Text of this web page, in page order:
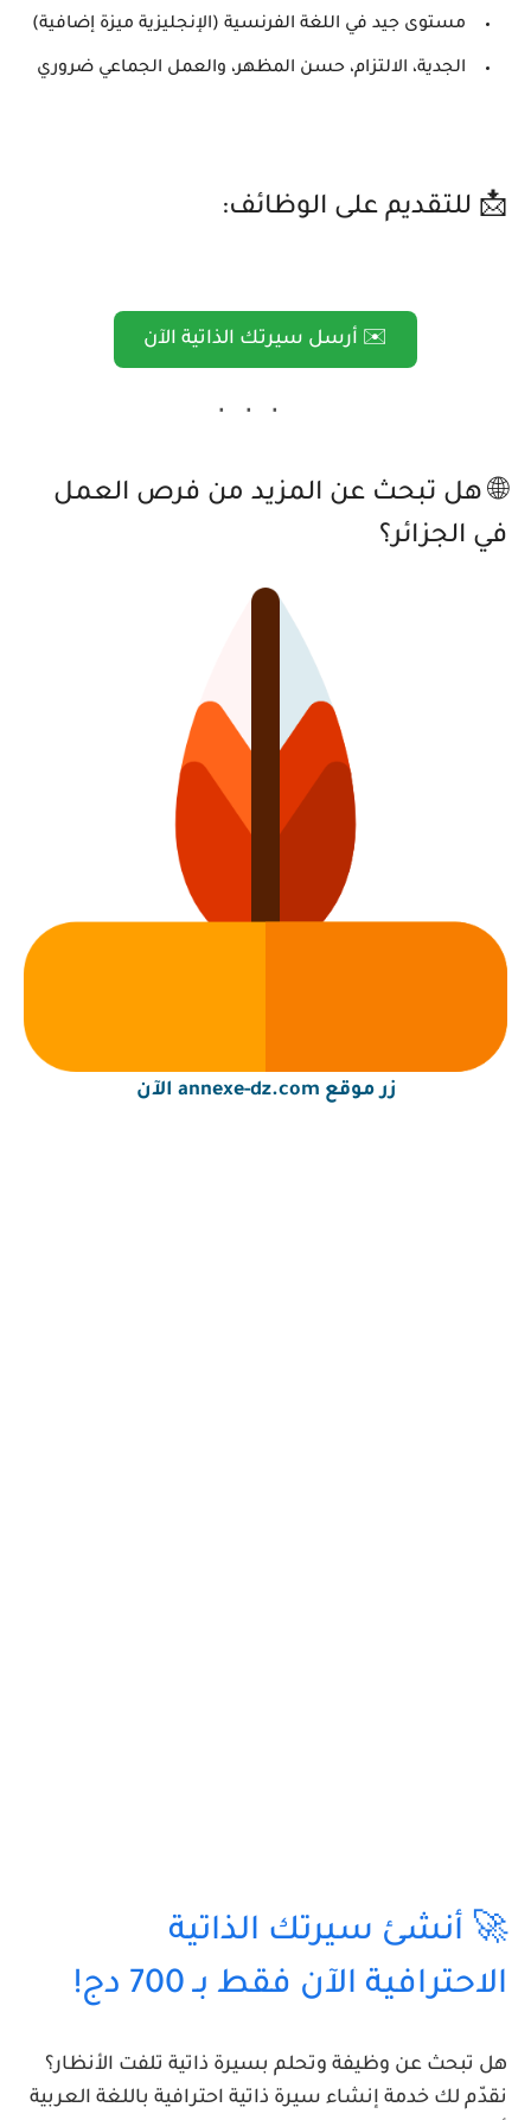
مستوى جيد في اللغة الفرنسية (الإنجليزية ميزة إضافية)
الجدية، الالتزام، حسن المظهر، والعمل الجماعي ضروري
📩 للتقديم على الوظائف:
✉️ أرسل سيرتك الذاتية الآن
🌐 هل تبحث عن المزيد من فرص العمل
في الجزائر؟
زر موقع annexe-dz.com الآن
🚀 أنشئ سيرتك الذاتية
الاحترافية الآن فقط بـ 700 دج!
هل تبحث عن وظيفة وتحلم بسيرة ذاتية تلفت الأنظار؟
نقدّم لك خدمة إنشاء سيرة ذاتية احترافية باللغة العربية